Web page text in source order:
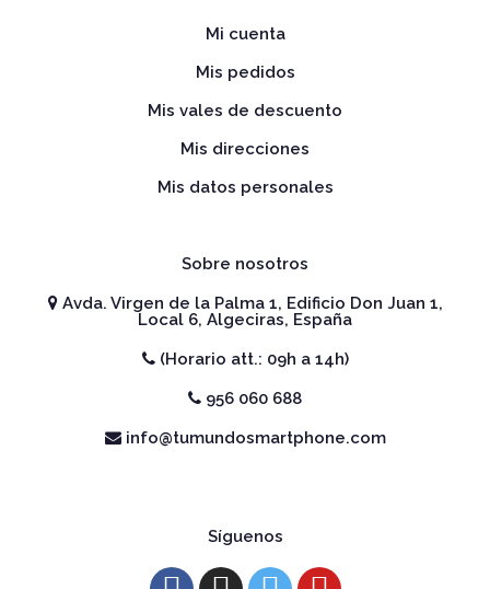
Mi cuenta
Mis pedidos
Mis vales de descuento
Mis direcciones
Mis datos personales
Sobre nosotros
Avda. Virgen de la Palma 1, Edificio Don Juan 1,
Local 6, Algeciras, España
(Horario att.: 09h a 14h)
956 060 688
info@tumundosmartphone.com
Síguenos